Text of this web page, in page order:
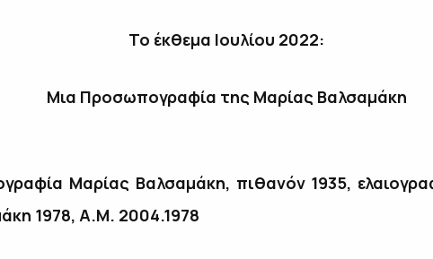
Το έκθεμα Ιουλίου 2022:
Μια Προσωπογραφία της Μαρίας Βαλσαμάκη
Μαρίας Βαλσαμάκη, πιθανόν 1935,
1978, Α.Μ. 2004.1978